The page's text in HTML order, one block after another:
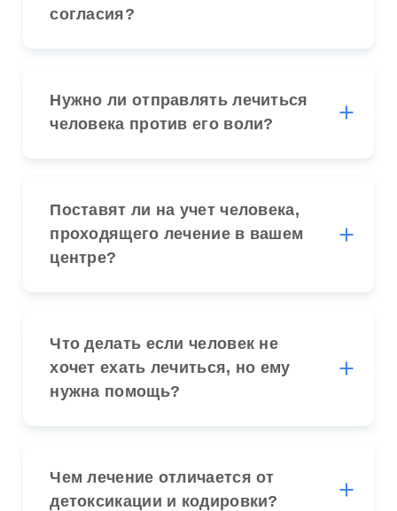
согласия?
Нужно ли отправлять лечиться
человека против его воли?
Поставят ли на учет человека,
проходящего лечение в вашем
центре?
Что делать если человек не
хочет ехать лечиться, но ему
нужна помощь?
Чем лечение отличается от
детоксикации и кодировки?